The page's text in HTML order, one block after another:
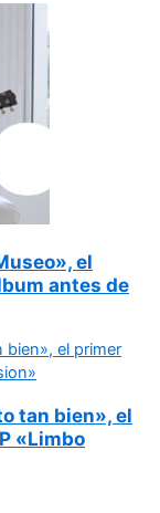
el
antes de
tan bien», el
«Limbo